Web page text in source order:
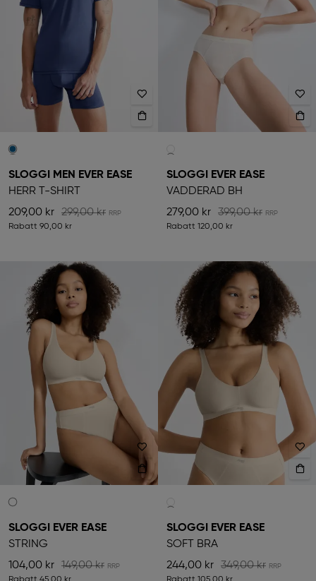
SLOGGI MEN EVER EASE
HERR T-SHIRT
209,00 kr
299,00 kr
Rabatt 90,00 kr
SLOGGI EVER EASE
VADDERAD BH
279,00 kr
399,00 kr
Rabatt 120,00 kr
SLOGGI EVER EASE
STRING
104,00 kr
149,00 kr
SLOGGI EVER EASE
SOFT BRA
244,00 kr
349,00 kr